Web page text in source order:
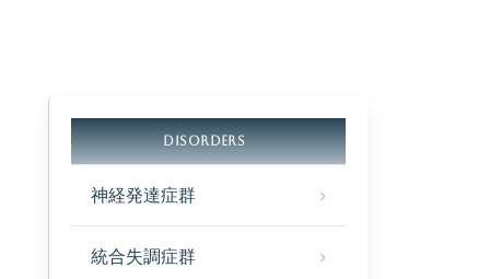
DISORDERS
神経発達症群
統合失調症群